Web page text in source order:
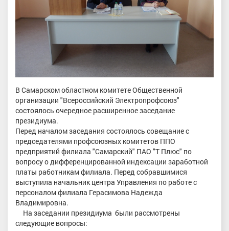
В Самарском областном комитете Общественной
организации "Всероссийский Электропрофсоюз"
состоялось очередное расширенное заседание
президиума.
Перед началом заседания состоялось совещание с
председателями профсоюзных комитетов ППО
предприятий филиала "Самарский" ПАО "Т Плюс" по
вопросу о дифференцированной индексации заработной
платы работникам филиала. Перед собравшимися
выступила начальник центра Управления по работе с
персоналом филиала Герасимова Надежда
Владимировна.
На заседании президиума были рассмотрены
следующие вопросы: